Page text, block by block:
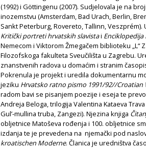
(1992) i Göttingenu (2007). Sudjelovala je na
inozemstvu (Amsterdam, Bad Urach, Berlin,
Sankt Peterburg, Rovereto, Tallinn,
Kritički portreti hrvatskih slavistai
Nemecom i Viktorom Žmegačem biblioteku „L“
Filozofskoga fakulteta Sveučilišta u Zagrebu.
znanstvenih radova u domaćim i stranim
Pokrenula je projekt i uredila dokumentarnu
jeziku Hrvatsko ratno pismo 1991/92//Croatian
radom bavi se pisanjem poezije i eseja te
Andreja Beloga, trilogija Valentina Kataeva
Gul’-mullina truba, Zangezi). Njezina knjiga
obljetnice Matoševa rođenja i 100. obljetnice
izdanja te je prevedena na njemački pod
kroatischen Moderne. Članica je uredništva